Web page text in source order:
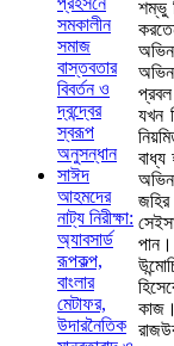
শম্ভু
যখন
সমকালীন
সমাজ
বাস্তবতার
বিবর্তন ও
দ্বন্দ্বের
স্বরূপ
অনুসন্ধান
সাঈদ
আহমদের
নাট্য নিরীক্ষা:
অ্যাবসার্ড
রূপকল্প,
বাংলার
মেটাফর,
উদারনৈতিক